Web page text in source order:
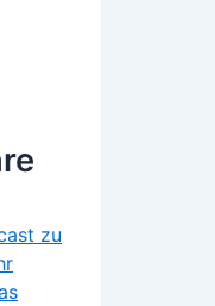
zu